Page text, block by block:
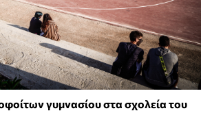
γυμνασίου στα σχολεία του